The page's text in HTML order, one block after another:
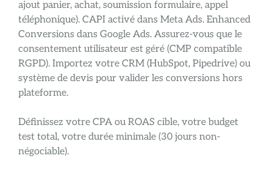
ajout panier, achat, soumission formulaire, appel
téléphonique). CAPI activé dans Meta Ads. Enhanced
Conversions dans Google Ads. Assurez-vous que le
consentement utilisateur est géré (CMP compatible
RGPD). Importez votre CRM (HubSpot, Pipedrive) ou
système de devis pour valider les conversions hors
plateforme.
Définissez votre CPA ou ROAS cible, votre budget
test total, votre durée minimale (30 jours non-
négociable).